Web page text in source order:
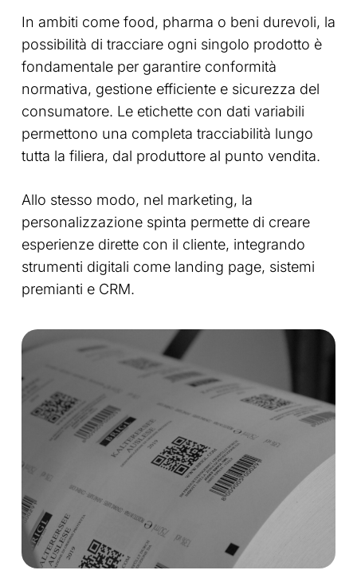
In ambiti come food, pharma o beni durevoli, la
possibilità di tracciare ogni singolo prodotto è
fondamentale per garantire conformità
normativa, gestione efficiente e sicurezza del
consumatore. Le etichette con dati variabili
permettono una completa tracciabilità lungo
tutta la filiera, dal produttore al punto vendita.
Allo stesso modo, nel marketing, la
personalizzazione spinta permette di creare
esperienze dirette con il cliente, integrando
strumenti digitali come landing page, sistemi
premianti e CRM.